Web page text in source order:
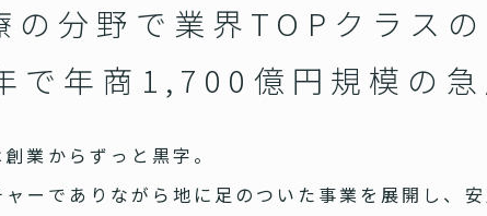
の分野で業界TOPクラス
で年商1,700億円規模の急
業からずっと黒字。
ーでありながら地に足のついた事業を展開し、